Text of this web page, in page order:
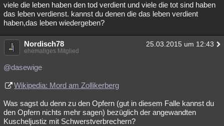
viele die leben haben den tod verdient und viele die tot sind haben
das leben verdienst. kannst du denen die das leben verdient
haben,das leben wiedergeben?
Nordisch78 25.03.2015 um 12:43
ehemaliges Mitglied
@dasewige
Wikipedia: Mord am Zollikerberg
Was sagst du denn zu den Opfern (gut in diesem Falle kannst du
den Opfern nichts mehr sagen) bezüglich der angewandten
Kuscheljustiz mit Schwerstverbrechern?